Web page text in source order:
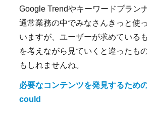
Google Trendやキーワードプラン
通常業務の中でみなさんきっと使
いますが、ユーザーが求めている
を考えながら見ていくと違ったも
もしれませんね。
必要なコンテンツを発見するため
could